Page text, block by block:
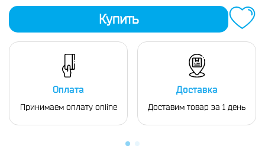
Купить
Оплата
Принимаем оплату online
Доставка
Доставим товар за 1 день